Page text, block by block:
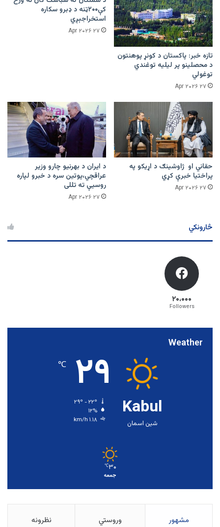
تازه خبر: پاکستان د کونړ پوهنتون
د محصلینو پر لیلیه توغندي
توغولي
۲۷ Apr ۲۰۲۶
کې۲۰۰ټنه د ډبرو سکاره
استخراجېږي
۲۷ Apr ۲۰۲۶
حقاني او ژاوشینګ د اړیکو په
پراختیا خبرې کړي
۲۷ Apr ۲۰۲۶
د ایران د بهرنیو چارو وزیر
عراقچي،پوتین سره د خبرو لپاره
روسیې ته تللی
۲۷ Apr ۲۰۲۶
څارونکي
۲۰،۰۰۰
Followers
Weather
Kabul
شین اسمان
۲۹ ℃
۱۲%
۱.۱۸ km/h
۳۰℃
جمعه
مشهور وروستي نظرونه